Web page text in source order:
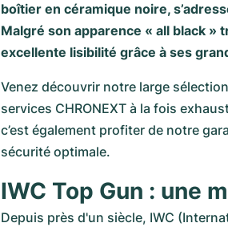
boîtier en céramique noire,
Malgré son apparence « all black »
excellente lisibilité grâce à ses
Venez découvrir notre large
services CHRONEXT à la fois
c’est également profiter de notre
sécurité optimale.
IWC Top Gun : une
Depuis près d'un siècle, IWC